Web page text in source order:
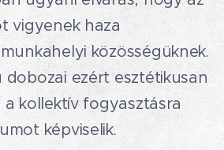
vigyenek haza
közösségüknek.
dobozai ezért esztétikusan
a kollektív fogyasztásra
képviselik.😋